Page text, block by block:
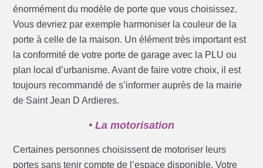
énormément du modèle de porte que vous choisissez.
Vous devriez par exemple harmoniser la couleur de la
porte à celle de la maison. Un élément très important est
la conformité de votre porte de garage avec la PLU ou
plan local d’urbanisme. Avant de faire votre choix, il est
toujours recommandé de s’informer auprès de la mairie
de Saint Jean D Ardieres.
• La motorisation
Certaines personnes choisissent de motoriser leurs
portes sans tenir compte de l’espace disponible. Votre